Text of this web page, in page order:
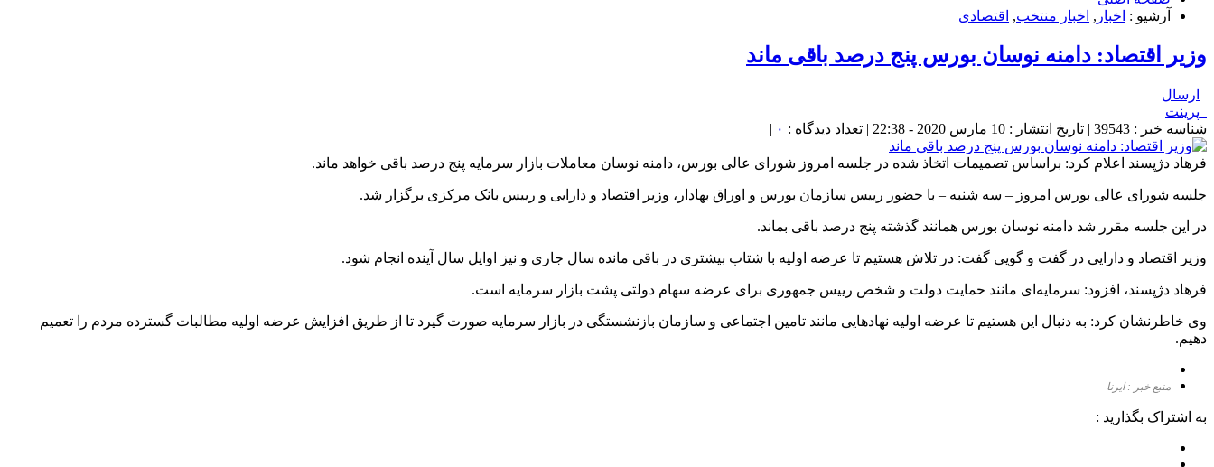
آرشیو : اخبار , اخبار منتخب, اقتصادی
وزیر اقتصاد: دامنه نوسان بورس پنج درصد باقی ماند
ارسال
پرینت
شناسه خبر : 39543 | تاریخ انتشار : 10 مارس 2020 - 22:38 | تعداد دیدگاه :
۰ |
فرهاد دژپسند اعلام کرد: براساس تصمیمات اتخاذ شده در جلسه امروز شورای عالی بورس، دامنه نوسان معاملات بازار سرمایه پنج درصد باقی خواهد ماند.
جلسه شورای عالی بورس امروز – سه شنبه – با حضور رییس سازمان بورس و اوراق بهادار، وزیر اقتصاد و دارایی و رییس بانک مرکزی برگزار شد.
در این جلسه مقرر شد دامنه نوسان بورس همانند گذشته پنج درصد باقی بماند.
وزیر اقتصاد و دارایی در گفت و گویی گفت: در تلاش هستیم تا عرضه اولیه با شتاب بیشتری در باقی مانده سال جاری و نیز اوایل سال آینده انجام شود.
فرهاد دژپسند، افزود: سرمایه‌ای مانند حمایت دولت و شخص رییس جمهوری برای عرضه سهام دولتی پشت بازار سرمایه است.
وی خاطرنشان کرد: به دنبال این هستیم تا عرضه اولیه نهادهایی مانند تامین اجتماعی و سازمان بازنشستگی در بازار سرمایه صورت گیرد تا از طریق افزایش عرضه اولیه مطالبات گسترده مردم را تعمیم
دهیم.
منبع خبر : ایرنا
به اشتراک بگذارید :